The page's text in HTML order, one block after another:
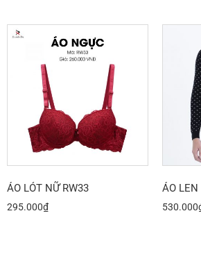
ÁO LÓT NỮ RW33
295.000₫
ÁO LEN
530.000